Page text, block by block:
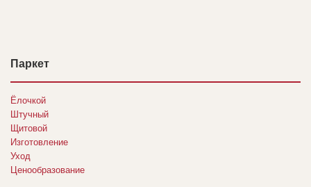
Паркет
Ёлочкой
Штучный
Щитовой
Изготовление
Уход
Ценообразование